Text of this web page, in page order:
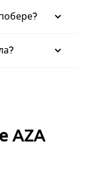
AZA